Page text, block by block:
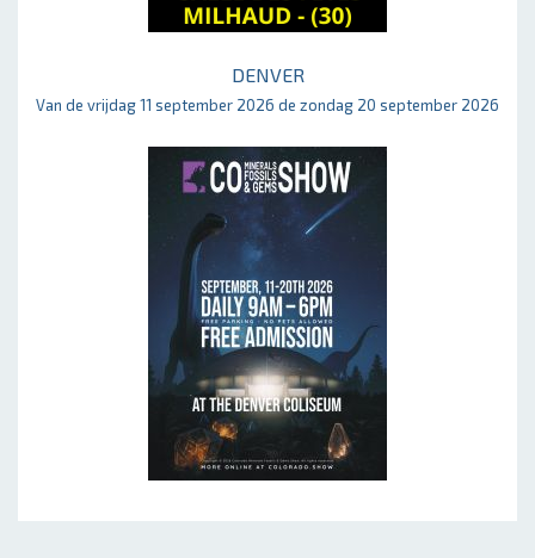
DENVER
Van de vrijdag 11 september 2026 de zondag 20 september 2026